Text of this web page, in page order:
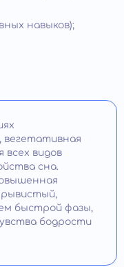
навыков);
вегетативная
всех видов
сна.
быстрой фазы,
бодрости